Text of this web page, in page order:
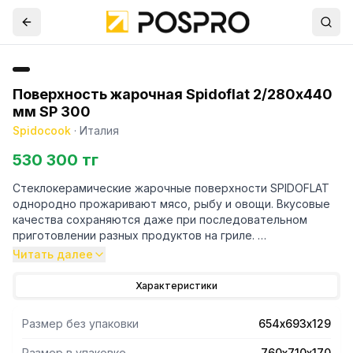
Поверхность жарочная Spidoflat 2/280х440
мм SР 300
Spidocook · Италия
530 300 тг
Стеклокерамические жарочные поверхности SPIDOFLAT
однородно прожаривают мясо, рыбу и овощи. Вкусовые
качества сохраняются даже при последовательном
приготовлении разных продуктов на гриле.
Они безопасны в использовании и легко моются, что дает
повышения производительности.
приготовления пищи. Устойчивая к ударам и
термическому воздействию, непроницаемая для запахов
Читать далее
Характеристики
Размер без упаковки 654х693х129